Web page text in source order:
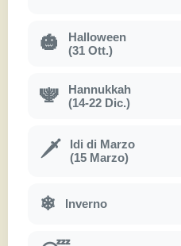
🎃
Halloween
(31 Ott.)
🕎
Hannukkah
(14-22 Dic.)
🗡
Idi di Marzo
(15 Marzo)
❄ Inverno